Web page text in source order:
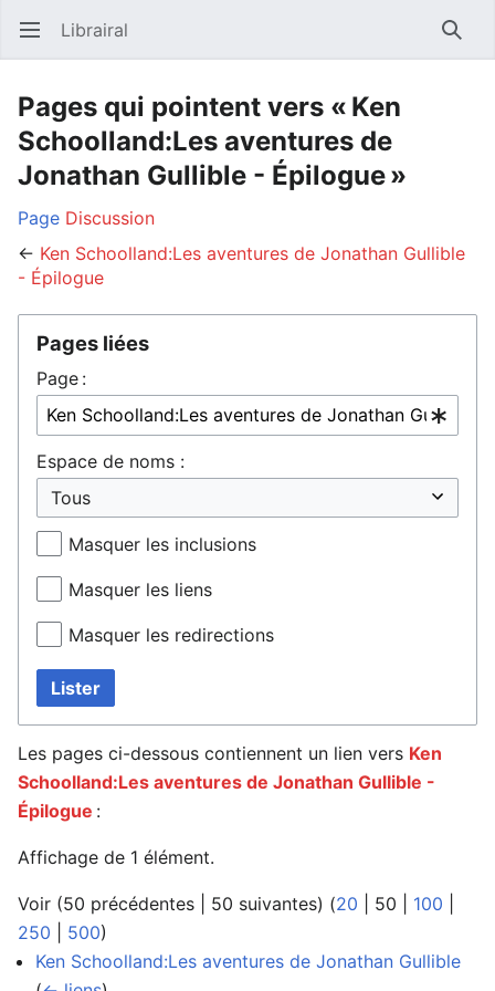
Ouvrir le menu principal Librairal
Pages qui pointent vers « Ken
Schoolland:Les aventures de
Jonathan Gullible - Épilogue »
Page Discussion
← Ken Schoolland:Les aventures de Jonathan Gullible
- Épilogue
Pages liées
Page :
Espace de noms :
Masquer les inclusions
Masquer les liens
Masquer les redirections
Lister
Les pages ci-dessous contiennent un lien vers Ken
Schoolland:Les aventures de Jonathan Gullible -
Épilogue :
Affichage de 1 élément.
Voir (50 précédentes 50 suivantes) (20 50 100
250
500)
Ken Schoolland:Les aventures de Jonathan Gullible